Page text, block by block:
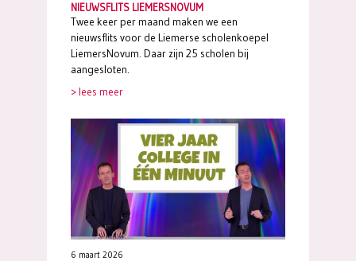
NIEUWSFLITS LIEMERSNOVUM
Twee keer per maand maken we een
nieuwsflits voor de Liemerse scholenkoepel
LiemersNovum. Daar zijn 25 scholen bij
aangesloten.
> lees meer
6 maart 2026